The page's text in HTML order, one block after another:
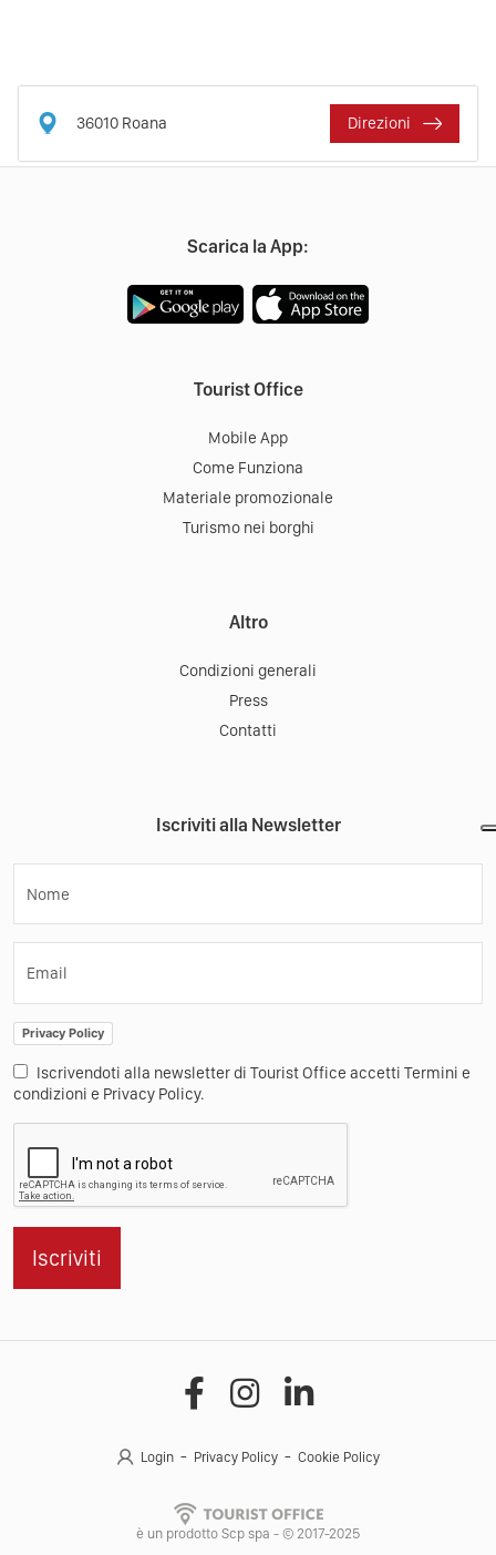
36010 Roana Direzioni
Scarica la App:
Tourist Office
Mobile App
Come Funziona
Materiale promozionale
Turismo nei borghi
Altro
Condizioni generali
Press
Contatti
Iscriviti alla Newsletter
Nome
Email
Privacy Policy
Iscrivendoti alla newsletter di Tourist Office accetti Termini e
condizioni e Privacy Policy.
Iscriviti
Login Privacy Policy Cookie Policy
è un prodotto Scp spa - © 2017-2025